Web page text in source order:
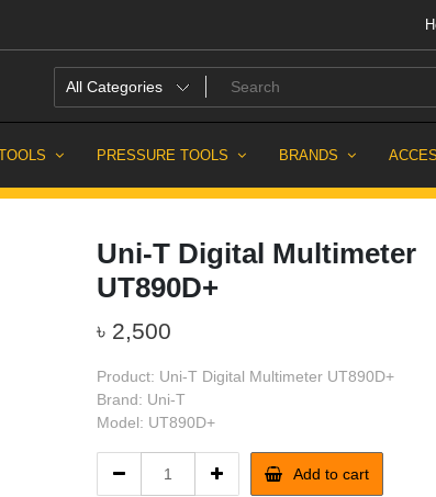
PRESSURE TOOLS BRANDS
Uni-T Digital Multimeter
UT890D+
৳ 2,500
Product: Uni-T Digital Multimeter UT890D+
Brand: Uni-T
Model: UT890D+
Add to cart